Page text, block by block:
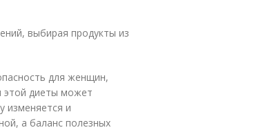
выбирая продукты из
для женщин,
этой диеты может
изменяется и
а баланс полезных